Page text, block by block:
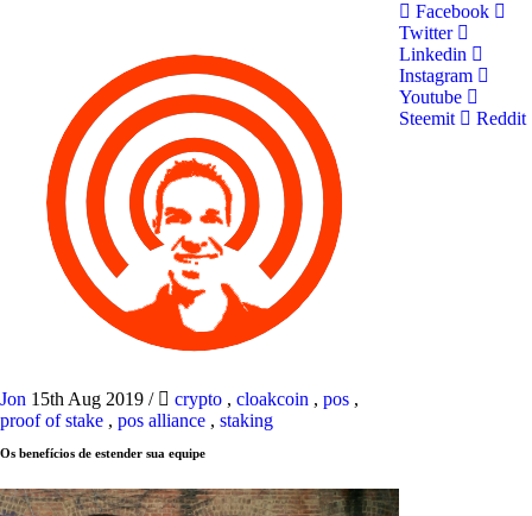
Jon 15th Aug 2019 / crypto , cloakcoin , pos ,
proof of stake , pos alliance , staking
Os benefícios de estender sua equipe
Facebook
Twitter
Linkedin
Instagram
Youtube
Steemit
Reddit